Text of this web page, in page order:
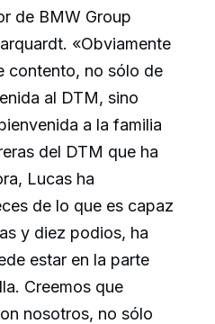
de BMW Group
«Obviamente
contento, no sólo de
al DTM, sino
a la familia
del DTM que ha
Lucas ha
de lo que es capaz
y diez podios, ha
estar en la parte
Creemos que
nosotros, no sólo